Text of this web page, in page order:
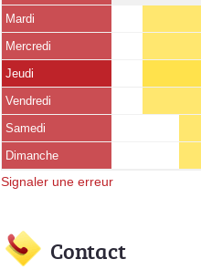
Mardi
Mercredi
Jeudi
Vendredi
Samedi
Dimanche
Signaler une erreur
Contact